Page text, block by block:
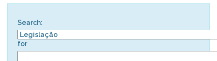
Search:
for